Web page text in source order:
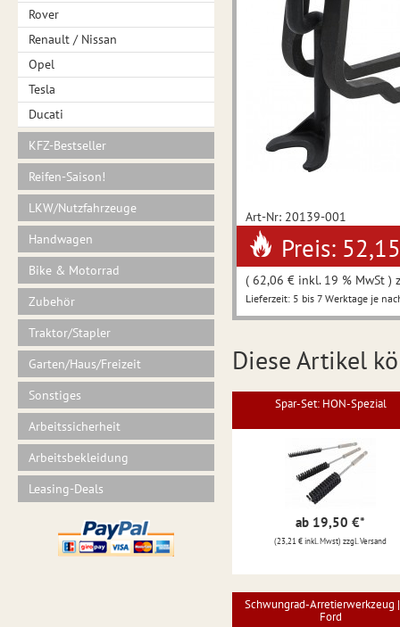
Rover
Renault / Nissan
Opel
Tesla
Ducati
KFZ-Bestseller
Reifen-Saison!
LKW/Nutzfahrzeuge
Handwagen
Bike & Motorrad
Zubehör
Traktor/Stapler
Garten/Haus/Freizeit
Sonstiges
Arbeitssicherheit
Arbeitsbekleidung
Leasing-Deals
Art-Nr: 20139-001
Preis:
( 62,06 € inkl. 19 % MwSt )
Lieferzeit: 5 bis 7 Werktage je
Diese Artikel
Spar-Set: HON-Spezial
ab 19,50 €*
(23,21 € inkl. Mwst) zzgl. Versand
Schwungrad-Arretierwerkzeug
Ford